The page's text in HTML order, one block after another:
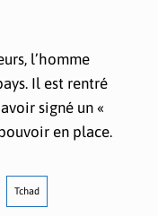
l’homme
Il est rentré
signé un «
en place.
Tchad